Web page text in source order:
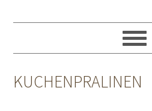
KUCHENPRALINEN